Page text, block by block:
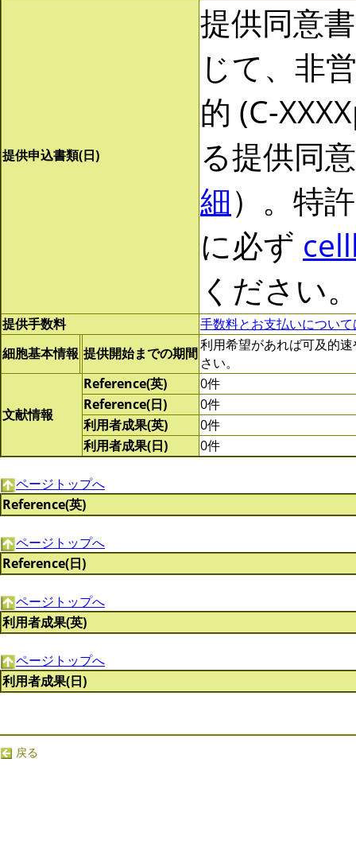
提供申込書類(日)
提供同意
じて、非
的 (C-
る提供同
細）。特
に必ず
ください
提供手数料
手数料とお支払いについ
細胞基本情報 提供開始までの期間利用希望があれば可及的
さい。
文献情報
Reference(英)
0件
Reference(日)
0件
利用者成果(英)
0件
利用者成果(日)
0件
ページトップへ
Reference(英)
ページトップへ
Reference(日)
ページトップへ
利用者成果(英)
ページトップへ
利用者成果(日)
戻る